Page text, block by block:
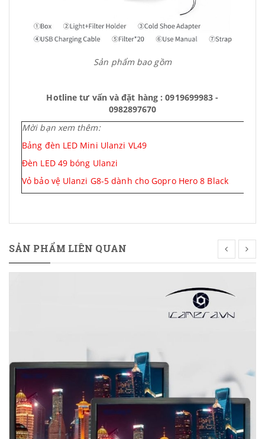
Sản phẩm bao gồm
Hotline tư vấn và đặt hàng : 0919699983 -
0982897670
Mời bạn xem thêm:
Bảng đèn LED Mini Ulanzi VL49
Đèn LED 49 bóng Ulanzi
Vỏ bảo vệ Ulanzi G8-5 dành cho Gopro Hero 8 Black
SẢN PHẨM LIÊN QUAN